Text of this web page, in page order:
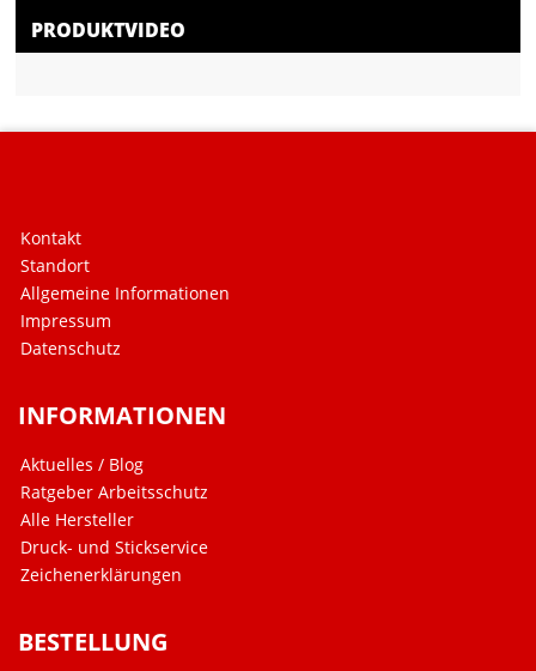
PRODUKTVIDEO
Kontakt
Standort
Allgemeine Informationen
Impressum
Datenschutz
INFORMATIONEN
Aktuelles / Blog
Ratgeber Arbeitsschutz
Alle Hersteller
Druck- und Stickservice
Zeichenerklärungen
BESTELLUNG